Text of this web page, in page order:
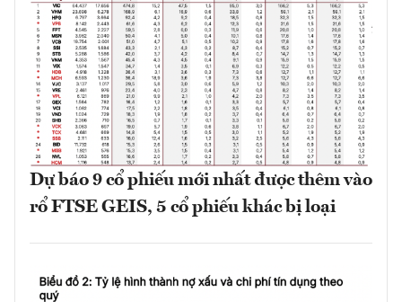
Dự báo 9 cổ phiếu mới nhất được thêm vào
rổ FTSE GEIS, 5 cổ phiếu khác bị loại